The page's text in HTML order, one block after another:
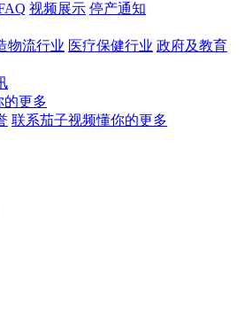
视频展示 停产通知
物流行业 医疗保健行业 政府及教育
的更多
联系茄子视频懂你的更多